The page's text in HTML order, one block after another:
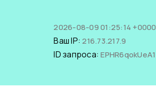
2026-08-09 01:25:14 +0000
Ваш IP:216.73.217.9
ID запроса:EPHR6qokUeA1